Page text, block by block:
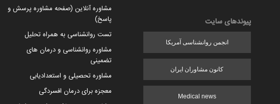
پیوندهای سایت
انجمن روانشناسی آمریکا
کانون مشاوران ایران
Medical news
مشاوره آنلاین (صفحه مشاوره پرسش و
پاسخ)
تست روانشناسی به همراه تحلیل
مشاوره روانشناسی و درمان های
تضمینی
مشاوره تحصیلی و استعدادیابی
معجزه برای درمان افسردگی